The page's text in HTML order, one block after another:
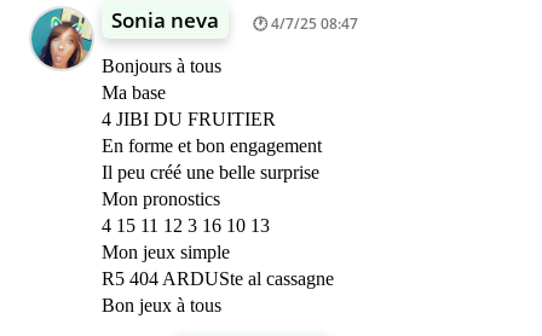
Sonia neva 4/7/25 08:47
Bonjours à tous
Ma base
4 JIBI DU FRUITIER
En forme et bon engagement
Il peu créé une belle surprise
Mon pronostics
4 15 11 12 3 16 10 13
Mon jeux simple
R5 404 ARDUSte al cassagne
Bon jeux à tous